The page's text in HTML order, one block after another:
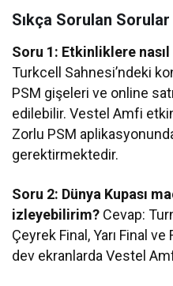
Sıkça Sorulan
Soru 1: Etkinliklere
Turkcell Sahnesi’ndeki
PSM gişeleri ve online
edilebilir. Vestel Amfi
Zorlu PSM
gerektirmektedir.
Soru 2: Dünya Kupası
izleyebilirim? Cevap:
Çeyrek Final, Yarı Final ve
dev ekranlarda Vestel